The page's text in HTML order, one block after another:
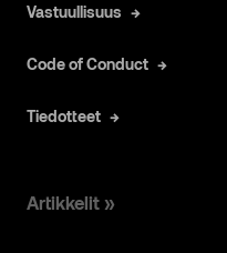
Vastuullisuus
Code of Conduct
Tiedotteet
Artikkelit »